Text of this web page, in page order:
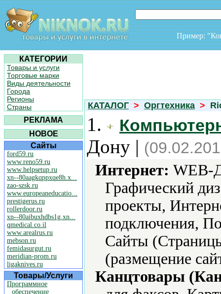
Пример:
КАТЕГОРИИ
Товары и услуги
Торговые марки
Виды деятельности
Города
Регионы
Страны
РЕКЛАМА
НОВОЕ
Сайты
ford59.ru
www.reno59.ru
www.helpsetup.ru
xn--80aagkqppxqe8h.x...
zao-szsk.ru
www.europeaneducatio...
prestigerus.ru
rollerdoor.ru
xn--80aibuxhdbs1g.xn...
qmedical.co.il
www.arealrus.ru
mebson.ru
femidasurgut.ru
meridian-prom.ru
ligaknives.ru
Товары/Услуги
Программное
обеспечение
КАТАЛОГ > Оргтехника >
1.
Дону |
Интернет: WEB-
Графический
проекты,
подключения,
Сайты
(размещение
Канцтовары